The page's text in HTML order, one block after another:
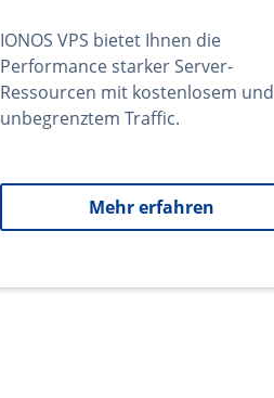
IONOS VPS bietet Ihnen die
Performance starker Server-
Ressourcen mit kostenlosem und
unbegrenztem Traffic.
Mehr erfahren